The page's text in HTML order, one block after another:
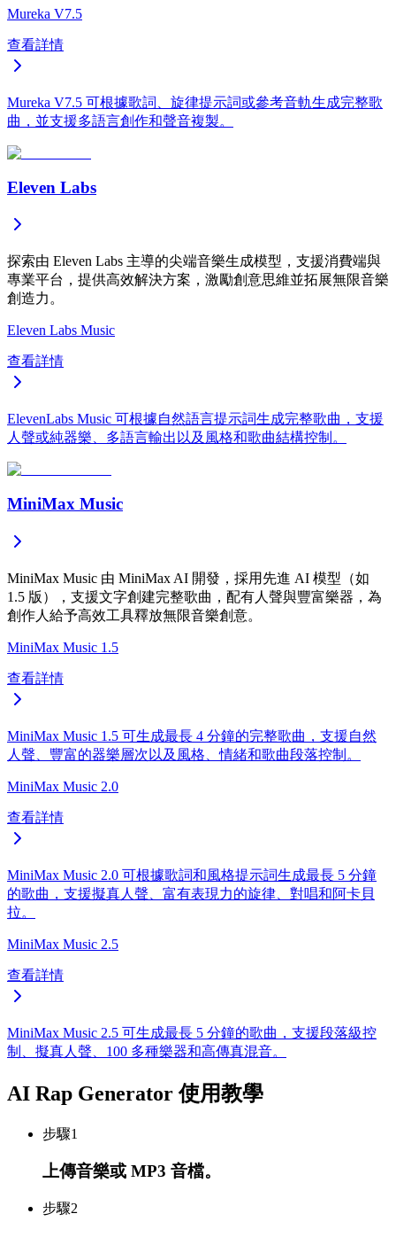
Mureka V7.5
查看詳情
Mureka V7.5 可根據歌詞、旋律提示詞或參考音軌生成完整歌
曲，並支援多語言創作和聲音複製。
Eleven Labs
探索由 Eleven Labs 主導的尖端音樂生成模型，支援消費端與
專業平台，提供高效解決方案，激勵創意思維並拓展無限音樂
創造力。
Eleven Labs Music
查看詳情
ElevenLabs Music 可根據自然語言提示詞生成完整歌曲，支援
人聲或純器樂、多語言輸出以及風格和歌曲結構控制。
MiniMax Music
MiniMax Music 由 MiniMax AI 開發，採用先進 AI 模型（如
1.5 版），支援文字創建完整歌曲，配有人聲與豐富樂器，為
創作人給予高效工具釋放無限音樂創意。
MiniMax Music 1.5
查看詳情
MiniMax Music 1.5 可生成最長 4 分鐘的完整歌曲，支援自然
人聲、豐富的器樂層次以及風格、情緒和歌曲段落控制。
MiniMax Music 2.0
查看詳情
MiniMax Music 2.0 可根據歌詞和風格提示詞生成最長 5 分鐘
的歌曲，支援擬真人聲、富有表現力的旋律、對唱和阿卡貝
拉。
MiniMax Music 2.5
查看詳情
MiniMax Music 2.5 可生成最長 5 分鐘的歌曲，支援段落級控
制、擬真人聲、100 多種樂器和高傳真混音。
AI Rap Generator 使用教學
步驟1
上傳音樂或 MP3 音檔。
步驟2